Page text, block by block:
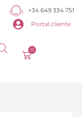
+34 649 334 751
Portal cliente
0
Carrito